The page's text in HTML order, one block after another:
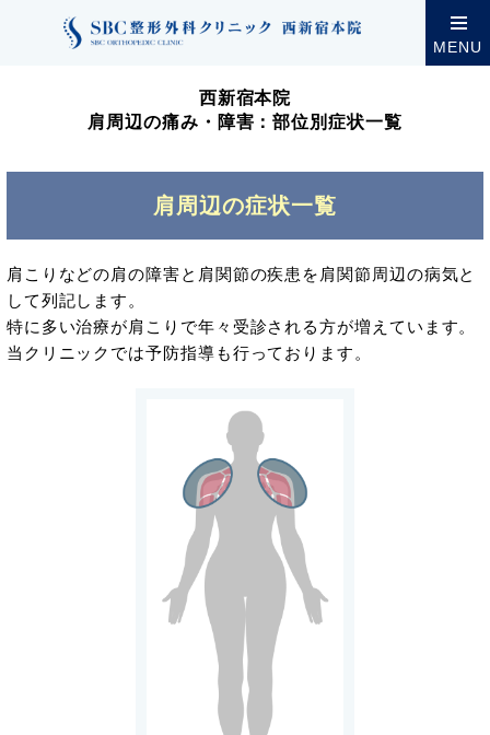
MENU
クリニック案内 西新宿本院の診療・設
西新宿本院
肩周辺の痛み・障害：部位別症状一覧
肩周辺の症状一覧
肩こりなどの肩の障害と肩関節の疾患を肩関節周辺の病気と
して列記します。
特に多い治療が肩こりで年々受診される方が増えています。
当クリニックでは予防指導も行っております。